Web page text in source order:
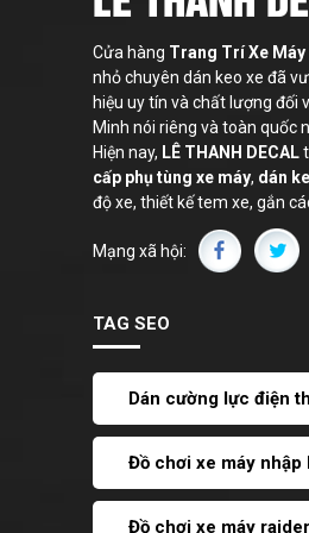
Cửa hàng Trang Trí Xe Máy
nhỏ chuyên dán keo xe đã
hiệu uy tín và chất lượng đối
Minh nói riêng và toàn quốc
Hiện nay, LÊ THANH DECAL
cấp phụ tùng xe máy, dán
độ xe, thiết kế tem xe, gắn
Mạng xã hội:
TAG SEO
Dán cường lực điện
Đồ chơi xe máy nhập
Đồ chơi xe máy